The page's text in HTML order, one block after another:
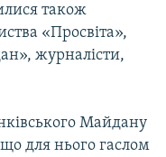
також
«Просвіта»,
журналісти,
Майдану
для нього гаслом